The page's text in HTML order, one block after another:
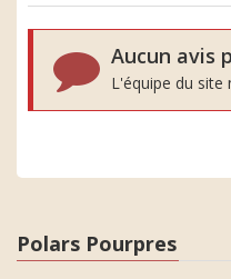
Aucun avis
L'équipe du site
Polars Pourpres